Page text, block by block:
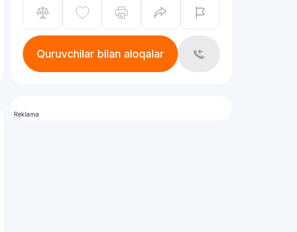
Quruvchilar bilan aloqalar
Reklama